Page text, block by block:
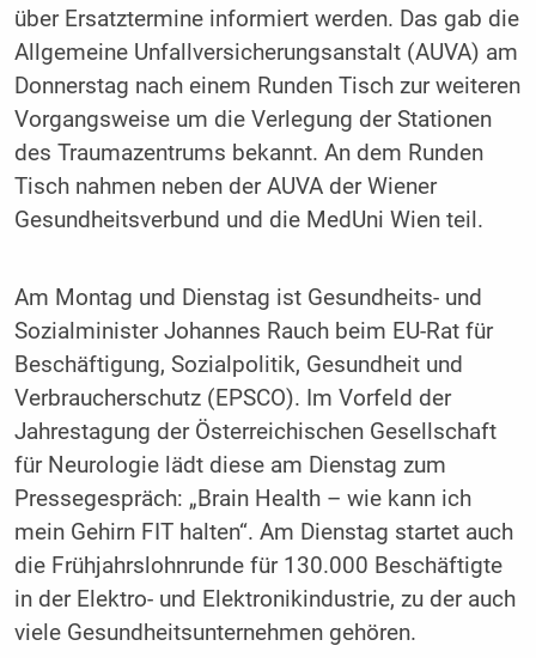
über Ersatztermine informiert werden. Das gab die
Allgemeine Unfallversicherungsanstalt (AUVA) am
Donnerstag nach einem Runden Tisch zur weiteren
Vorgangsweise um die Verlegung der Stationen
des Traumazentrums bekannt. An dem Runden
Tisch nahmen neben der AUVA der Wiener
Gesundheitsverbund und die MedUni Wien teil.
Am Montag und Dienstag ist Gesundheits- und
Sozialminister Johannes Rauch beim EU-Rat für
Beschäftigung, Sozialpolitik, Gesundheit und
Verbraucherschutz (EPSCO). Im Vorfeld der
Jahrestagung der Österreichischen Gesellschaft
für Neurologie lädt diese am Dienstag zum
Pressegespräch: „Brain Health – wie kann ich
mein Gehirn FIT halten“. Am Dienstag startet auch
die Frühjahrslohnrunde für 130.000 Beschäftigte
in der Elektro- und Elektronikindustrie, zu der auch
viele Gesundheitsunternehmen gehören.